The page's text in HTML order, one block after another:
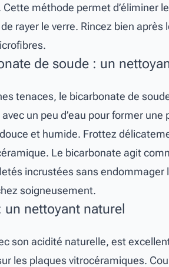
Cette méthode permet d’éliminer
rayer le verre. Rincez bien
de soude : un
tenaces, le bicarbonate de
un peu d’eau pour former
et humide. Frottez
Le bicarbonate agit
incrustées sans endommager
soigneusement.
un nettoyant naturel
son acidité naturelle, est
les plaques vitrocéramiques.